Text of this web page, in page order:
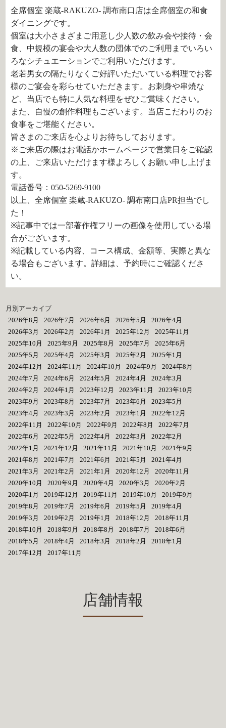
全席個室 楽蔵‐RAKUZO‐ 調布南口店は全席個室の和食
ダイニングです。
個室は大小さまざまご用意し少人数の飲み会や接待・会
食、中規模の宴会や大人数の団体でのご利用までいろい
ろなシチュエーションでご利用いただけます。
老若男女の隔たりなくご好評いただいている料理でお客
様のご宴会を彩らせていただきます。お刺身や串焼な
ど、当店でも特に人気な料理をぜひご賞味ください。
また、自慢の創作料理もございます。当店こだわりのお
食事をご堪能ください。
皆さまのご来店を心よりお待ちしております。
※ご来店の際はお電話かホームページで営業日をご確認
の上、ご来店いただけます様よろしくお願い申し上げま
す。
電話番号：050-5269-9100
以上、全席個室 楽蔵‐RAKUZO‐ 調布南口店PR担当でし
た！
※記事中では一部著作権フリーの画像を使用している場
合がございます。
※記載している内容、コース構成、金額等、実際と異な
る場合もございます。詳細は、予約時にご確認くださ
い。
月別アーカイブ
2026年8月
2026年7月 2026年6月 2026年5月
2026年4月
2026年3月
2026年2月 2026年1月 2025年12月
2025年11月
2025年10月
2025年9月 2025年8月 2025年7月
2025年6月
2025年5月
2025年4月 2025年3月 2025年2月
2025年1月
2024年12月
2024年11月 2024年10月 2024年9月
2024年8月
2024年7月
2024年6月 2024年5月 2024年4月
2024年3月
2024年2月
2024年1月 2023年12月 2023年11月
2023年10月
2023年9月
2023年8月 2023年7月 2023年6月
2023年5月
2023年4月
2023年3月 2023年2月 2023年1月
2022年12月
2022年11月
2022年10月 2022年9月 2022年8月
2022年7月
2022年6月
2022年5月 2022年4月 2022年3月
2022年2月
2022年1月
2021年12月 2021年11月 2021年10月
2021年9月
2021年8月
2021年7月 2021年6月 2021年5月
2021年4月
2021年3月
2021年2月 2021年1月 2020年12月
2020年11月
2020年10月
2020年9月 2020年4月 2020年3月
2020年2月
2020年1月
2019年12月 2019年11月 2019年10月
2019年9月
2019年8月
2019年7月 2019年6月 2019年5月
2019年4月
2019年3月
2019年2月 2019年1月 2018年12月
2018年11月
2018年10月
2018年9月 2018年8月 2018年7月
2018年6月
2018年5月
2018年4月 2018年3月 2018年2月
2018年1月
2017年12月
2017年11月
店舗情報